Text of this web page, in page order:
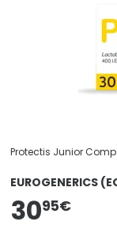
Protectis
EUROGENERICS
3095€